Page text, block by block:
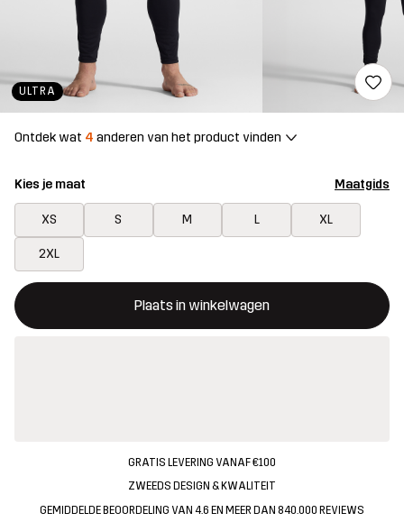
ULTRA
Ontdek wat 4 anderen van het product vinden
Kies je maat Maatgids
XS S M L XL
2XL
Plaats in winkelwagen
Deze knop opent een modal met de bevestiging van een
{{size}} niet beschikbaar
GRATIS LEVERING VANAF €100
ZWEEDS DESIGN & KWALITEIT
GEMIDDELDE BEOORDELING VAN 4.6 EN MEER DAN 840.000 REVIEWS